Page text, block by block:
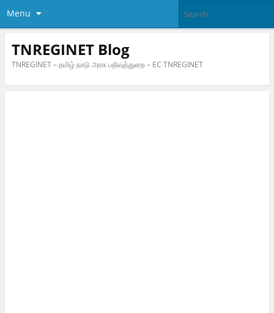
Menu
TNREGINET Blog
TNREGINET – தமிழ் நாடு அரசு பதிவுத்துறை – EC TNREGINET